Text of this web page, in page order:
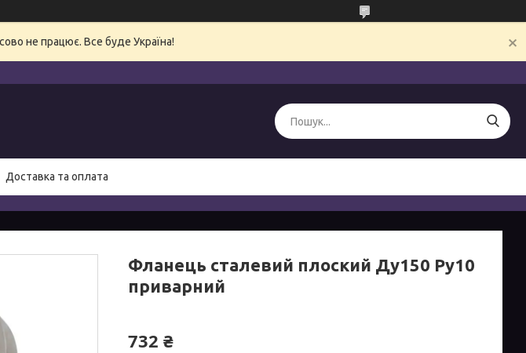
не працює. Все буде Україна!
Доставка та оплата
Фланець сталевий плоский Ду150 Ру10
приварний
732 ₴